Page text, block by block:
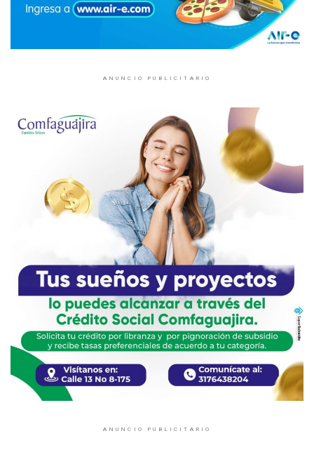
ANUNCIO PUBLICITARIO
ANUNCIO PUBLICITARIO